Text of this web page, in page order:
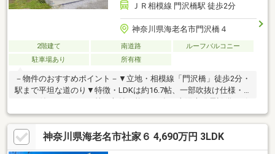
ＪＲ相模線 門沢橋駅 徒歩2分
神奈川県海老名市門沢橋４
2階建て 南道路
ルーフバルコニー
駐車場あり
所有権
－物件のおすすめポイント－▼立地・相模線「門沢橋」徒歩2分・
駅まで平坦な道のり▼特徴・LDKは約16.7帖、一部吹抜け仕様・
継ぎ可・ビルトインガレージ有(車種による)▼設備・床下収納・
1616サイズの浴室※容積率は前面道路幅員により160%に制限※建
築基準法上の道路に接道していないため原則として建物の建築・
増築・改築不可 建築審査会の同意を得て建築基準法43条2項2号
神奈川県海老名市社家６ 4,690万円 3LDK